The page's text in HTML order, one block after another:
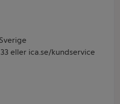
eller ica.se/kundservice